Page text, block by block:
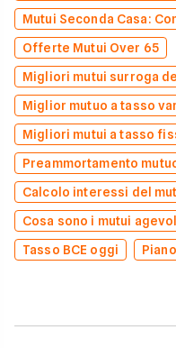
Mutui Seconda Casa:
Offerte Mutui Over 65
Migliori mutui surroga
Miglior mutuo a tasso
Migliori mutui a tasso
Preammortamento
Calcolo interessi del
Cosa sono i mutui
Tasso BCE oggi